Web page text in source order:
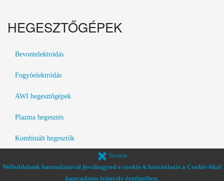
HEGESZTŐGÉPEK
Bevontelektródás
Fogyóelektródás
AWI hegesztőgépek
Plazma hegesztés
Kombinált hegesztők
Bezárás
Weboldalunk használatával jóváhagyod a cookie-k használatát a Cookie-kkal
kapcsolatos irányelv értelmében.